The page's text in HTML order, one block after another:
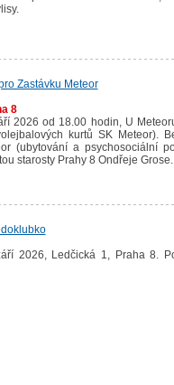
Zastávku Meteor
8
2026 od 18.00 hodin, U
kurtů SK Meteor).
(ubytování a psychosociální
starosty Prahy 8 Ondřeje Grose.
2026, Ledčická 1, Praha 8.